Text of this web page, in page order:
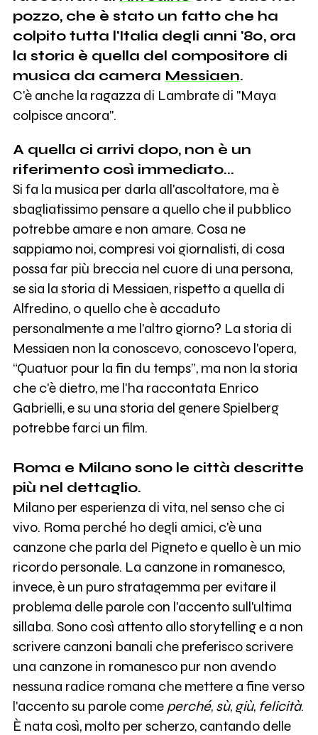
pozzo, che è stato un fatto che ha
colpito tutta l'Italia degli anni '80, ora
la storia è quella del compositore di
musica da camera Messiaen.
C'è anche la ragazza di Lambrate di "Maya
colpisce ancora".
A quella ci arrivi dopo, non è un
riferimento così immediato...
Si fa la musica per darla all'ascoltatore, ma è
sbagliatissimo pensare a quello che il pubblico
potrebbe amare e non amare. Cosa ne
sappiamo noi, compresi voi giornalisti, di cosa
possa far più breccia nel cuore di una persona,
se sia la storia di Messiaen, rispetto a quella di
Alfredino, o quello che è accaduto
personalmente a me l'altro giorno? La storia di
Messiaen non la conoscevo, conoscevo l'opera,
“Quatuor pour la fin du temps”, ma non la storia
che c'è dietro, me l'ha raccontata Enrico
Gabrielli, e su una storia del genere Spielberg
potrebbe farci un film.
Roma e Milano sono le città descritte
più nel dettaglio.
Milano per esperienza di vita, nel senso che ci
vivo. Roma perché ho degli amici, c'è una
canzone che parla del Pigneto e quello è un mio
ricordo personale. La canzone in romanesco,
invece, è un puro stratagemma per evitare il
problema delle parole con l'accento sull'ultima
sillaba. Sono così attento allo storytelling e a non
scrivere canzoni banali che preferisco scrivere
una canzone in romanesco pur non avendo
nessuna radice romana che mettere a fine verso
l'accento su parole come perché, sù, giù, felicità.
È nata così, molto per scherzo, cantando delle